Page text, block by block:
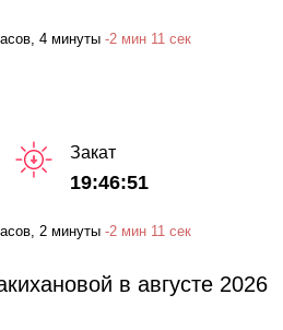
, 4 минуты -2 мин 11 сек
Закат
19:46:51
, 2 минуты -2 мин 11 сек
в августе 2026